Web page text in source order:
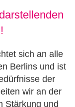
sich an alle
Berlins und ist
der
wir an der
Stärkung und